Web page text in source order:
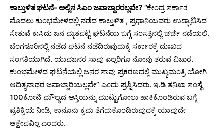
ಕಾಲ್ತುಳಿತ ಘಟನೆ- ಅಲ್ಲಿನ ಸಿಎಂ ಜವಾಬ್ದಾರರಲ್ಲವೇ? “ಕೇಂದ್ರ ಸರ್ಕಾರ
ಮೊದಲು ಕುಂಭಮೇಳದಲ್ಲಿ ನಡೆದ ಕಾಲ್ತುಳಿತ , ಪ್ರಧಾನಿಯವರು ಉದ್ಘಾಟಿಸಿದ
ಸೇತುವೆ ಕುಸಿದು ಜನ ಮೃತಪಟ್ಟ ಘಟನೆಯ ಬಗ್ಗೆ ಸಂಸತ್ತಿನಲ್ಲಿ ಚರ್ಚೆ ನಡೆಯಲಿ.
ಬೆಂಗಳೂರಿನಲ್ಲಿ ನಡೆದ ಘಟನೆ ನಡೆದಿರುವುದುಕ್ಕೆ ಸರ್ಕಾರಕ್ಕೆ ದುಃಖದ
ಸಂಗತಿಯಾಗಿದೆ. ಯುವಜನರ ಸಾವು ಎಲ್ಲರಿಗೂ ನೋವು ತರುವ ವಿಚಾರ.
ಕುಂಭಮೇಳದ ಘಟನೆಯಲ್ಲಿ ಜನರ ಸಾವು ಪ್ರಕರಣದಲ್ಲಿ ಮುಖ್ಯಮಂತ್ರಿ ಯೋಗಿ
ಆದಿತ್ಯನಾಥರ ಜವಾಬ್ದಾರಿಯಲ್ಲವೇ” ಎಂದು ಪ್ರಶ್ನಿಸಿದರು. ಇ.ಡಿ ತನಿಖಾ ಸಂಸ್ಥೆ
100ಕೋಟಿ ಮೌಲ್ಯದ ಆಸ್ತಿಯನ್ನು ಮುಟ್ಟುಗೋಲು ಹಾಕಿಕೊಂಡಿರುವ ಬಗ್ಗೆ
ಪ್ರತಿಕ್ರಿಯೆ ನೀಡಿ, ಕಾನೂನು ಕ್ರಮ ತೆಗೆದುಕೊಂಡಿರುವುದಕ್ಕೆ ಯಾವುದೇ
ಆಕ್ಷೇಪವಿಲ್ಲ ಎಂದರು.